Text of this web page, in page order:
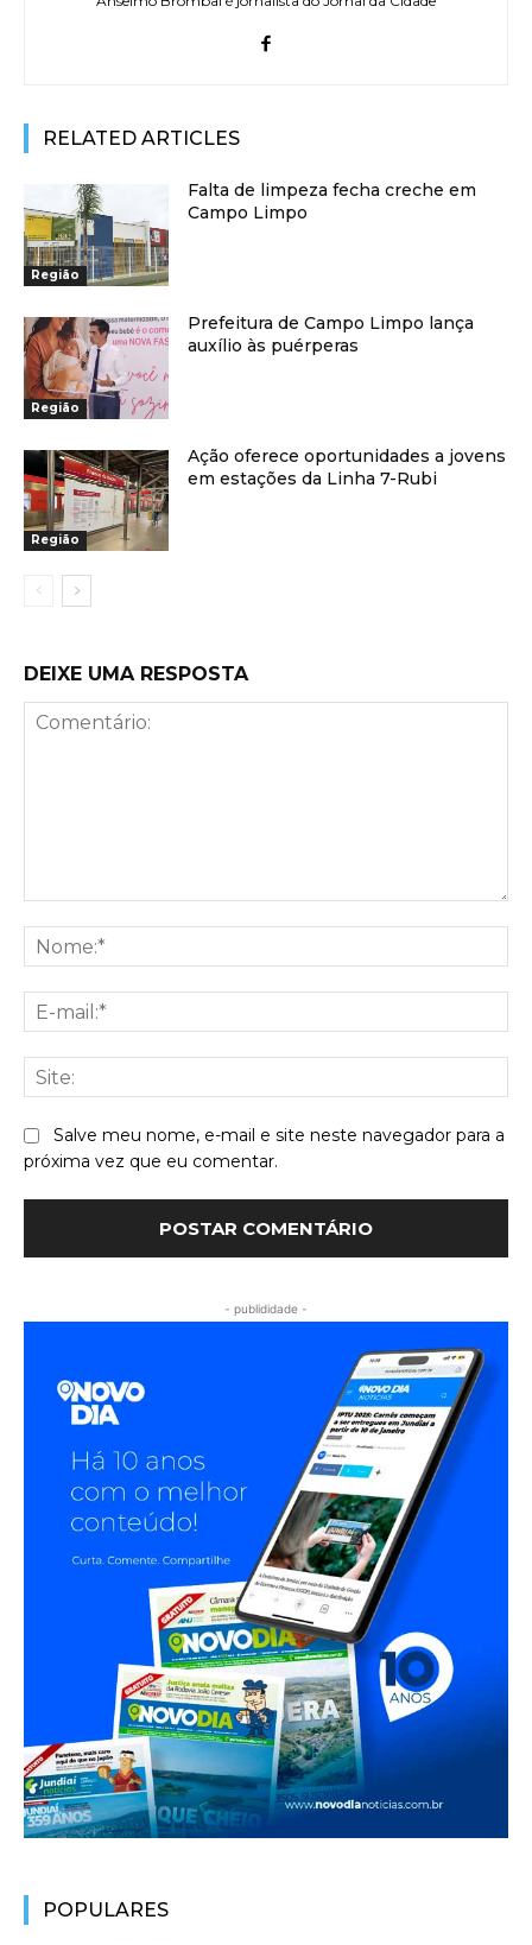
RELATED ARTICLES
Região
Falta de limpeza fecha creche em
Campo Limpo
Região
Prefeitura de Campo Limpo lança
auxílio às puérperas
Região
Ação oferece oportunidades a jovens
em estações da Linha 7-Rubi
DEIXE UMA RESPOSTA
Salve meu nome, e-mail e site neste navegador para a
próxima vez que eu comentar.
- publididade -
POPULARES